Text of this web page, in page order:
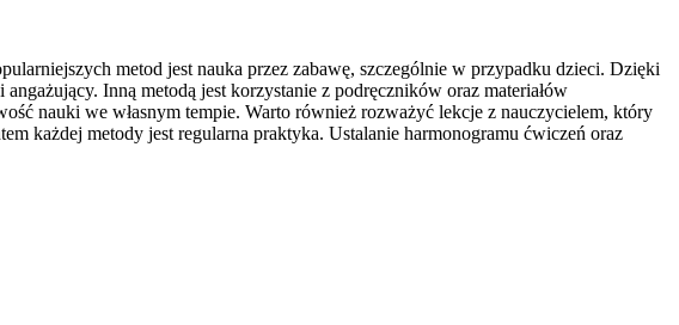
metod jest nauka przez zabawę, szczególnie w przypadku dzieci. Dzięki
Inną metodą jest korzystanie z podręczników oraz materiałów
nauki we własnym tempie. Warto również rozważyć lekcje z nauczycielem, który
każdej metody jest regularna praktyka. Ustalanie harmonogramu ćwiczeń oraz